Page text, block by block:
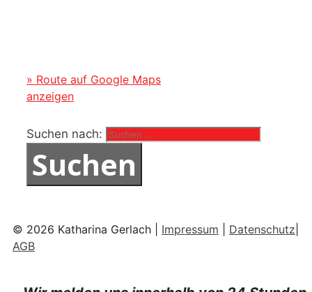
» Route auf Google Maps
anzeigen
Suchen nach:
© 2026 Katharina Gerlach | Impressum Datenschutz
AGB